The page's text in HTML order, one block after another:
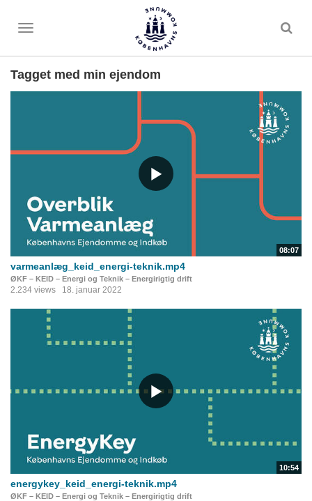
Toggle
Tagget med min ejendom
08:07
varmeanlæg_keid_energi-teknik.mp4
ØKF – KEID – Energi og Teknik – Energirigtig drift
2.234 views 18. januar 2022
10:54
energykey_keid_energi-teknik.mp4
ØKF – KEID – Energi og Teknik – Energirigtig drift